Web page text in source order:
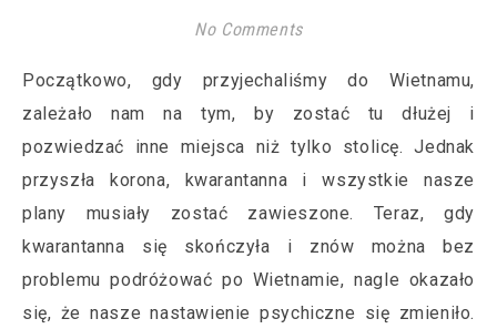
No Comments
Początkowo, gdy przyjechaliśmy do Wietnamu,
zależało nam na tym, by zostać tu dłużej i
pozwiedzać inne miejsca niż tylko stolicę. Jednak
przyszła korona, kwarantanna i wszystkie nasze
plany musiały zostać zawieszone. Teraz, gdy
kwarantanna się skończyła i znów można bez
problemu podróżować po Wietnamie, nagle okazało
się, że nasze nastawienie psychiczne się zmieniło.